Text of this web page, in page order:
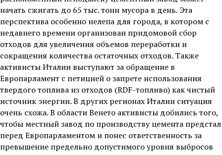
начать сжигать до 65 тыс. тонн мусора в день. Эта
перспектива особенно нелепа для города, в котором с
недавнего времени организован придомовой сбор
отходов для увеличения объемов переработки и
сокращения количества остаточных отходов. Также
активисты Италии выступают за обращение в
Европарламент с петицией о запрете использования
твердого топлива из отходов (RDF-топливо) как чистый
источник энергии. В других регионах Италии ситуация
очень схожа. В области Венето активисты добились того,
чтобы местный завод по производству цемента предстал
перед Европарламентом и понес ответственность за
превышение предельно допустимого уровня выбросов